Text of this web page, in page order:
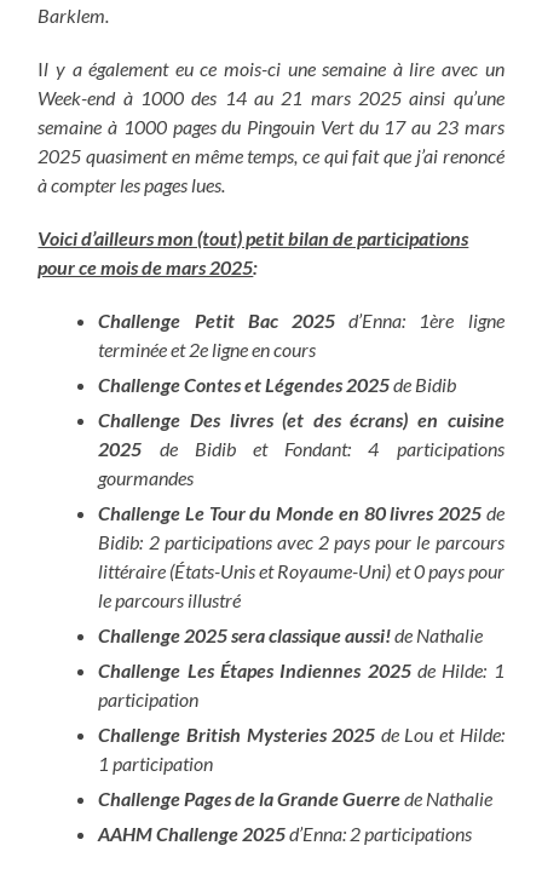
Barklem.
Il y a également eu ce mois-ci une semaine à lire avec un
Week-end à 1000 des 14 au 21 mars 2025 ainsi qu’une
semaine à 1000 pages du Pingouin Vert du 17 au 23 mars
2025 quasiment en même temps, ce qui fait que j’ai renoncé
à compter les pages lues.
Voici d’ailleurs mon (tout) petit bilan de participations
pour ce mois de mars 2025:
Challenge Petit Bac 2025d’Enna: 1ère ligne
terminée et 2e ligne en cours
Challenge Contes et Légendes 2025de Bidib
Challenge Des livres (et des écrans) en cuisine
2025 de Bidib et Fondant: 4 participations
gourmandes
Challenge Le Tour du Monde en 80 livres 2025de
Bidib: 2 participations avec 2 pays pour le parcours
littéraire (États-Unis et Royaume-Uni) et 0 pays pour
le parcours illustré
Challenge 2025 sera classique aussi!de Nathalie
Challenge Les Étapes Indiennes 2025de Hilde: 1
participation
Challenge British Mysteries 2025 de Lou et Hilde:
1 participation
Challenge Pages de la Grande Guerrede Nathalie
AAHM Challenge 2025d’Enna: 2 participations